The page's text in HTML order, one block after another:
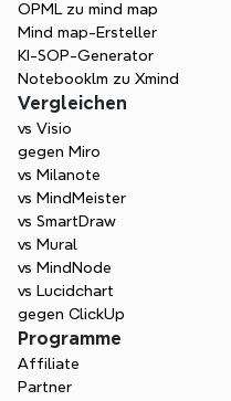
OPML zu mind map
Mind map-Ersteller
KI-SOP-Generator
Notebooklm zu Xmind
Vergleichen
vs Visio
gegen Miro
vs Milanote
vs MindMeister
vs SmartDraw
vs Mural
vs MindNode
vs Lucidchart
gegen ClickUp
Programme
Affiliate
Partner